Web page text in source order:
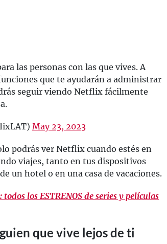
las personas con las que vives. A
que te ayudarán a administrar
seguir viendo Netflix fácilmente
May 23, 2023
podrás ver Netflix cuando estés en
viajes, tanto en tus dispositivos
un hotel o en una casa de vacaciones.
todos los ESTRENOS de series y películas
que vive lejos de ti